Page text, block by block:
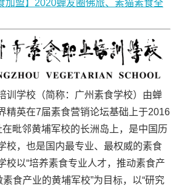
加盟】2020蝉友圈佛旅、素猫素食全
训学校（简称：广州素食学校）由蝉
精英在7届素食营销论坛基础上于2016
毗邻黄埔军校的长洲岛上，是中国历
校，也是国内最专业、最权威的素食
校以“培养素食专业人才，推动素食产
素食产业的黄埔军校”为目标，以“研究